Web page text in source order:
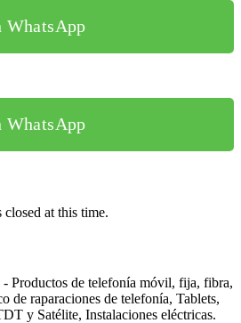
WhatsApp
WhatsApp
at this time.
Productos de telefonía móvil, fija, fibra,
de raparaciones de telefonía, Tablets,
y Satélite, Instalaciones eléctricas.